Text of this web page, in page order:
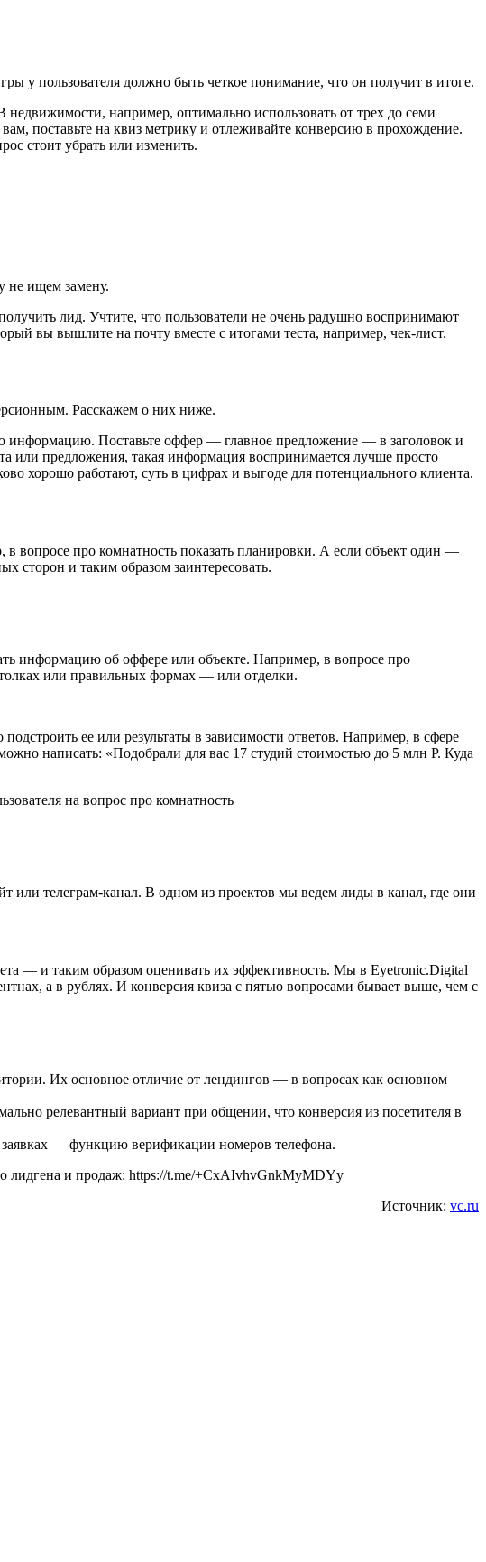
у пользователя должно быть четкое понимание, что он получит в итоге.
недвижимости, например, оптимально использовать от трех до семи
поставьте на квиз метрику и отлеживайте конверсию в прохождение.
стоит убрать или изменить.
не ищем замену.
лид. Учтите, что пользователи не очень радушно воспринимают
вы вышлите на почту вместе с итогами теста, например, чек-лист.
Расскажем о них ниже.
информацию. Поставьте оффер — главное предложение — в заголовок и
или предложения, такая информация воспринимается лучше просто
хорошо работают, суть в цифрах и выгоде для потенциального клиента.
вопросе про комнатность показать планировки. А если объект один —
сторон и таким образом заинтересовать.
информацию об оффере или объекте. Например, в вопросе про
или правильных формах — или отделки.
ее или результаты в зависимости ответов. Например, в сфере
написать: «Подобрали для вас 17 студий стоимостью до 5 млн Р. Куда
на вопрос про комнатность
или телеграм-канал. В одном из проектов мы ведем лиды в канал, где они
— и таким образом оценивать их эффективность. Мы в Eyetronic.Digital
а в рублях. И конверсия квиза с пятью вопросами бывает выше, чем с
Их основное отличие от лендингов — в вопросах как основном
релевантный вариант при общении, что конверсия из посетителя в
— функцию верификации номеров телефона.
лидгена и продаж: https://t.me/+CxAIvhvGnkMyMDYy
Источник: vc.ru